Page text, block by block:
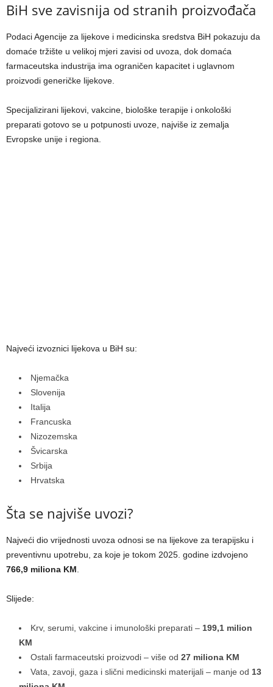
BiH sve zavisnija od stranih proizvođača
Podaci Agencije za lijekove i medicinska sredstva BiH pokazuju da
domaće tržište u velikoj mjeri zavisi od uvoza, dok domaća
farmaceutska industrija ima ograničen kapacitet i uglavnom
proizvodi generičke lijekove.
Specijalizirani lijekovi, vakcine, biološke terapije i onkološki
preparati gotovo se u potpunosti uvoze, najviše iz zemalja
Evropske unije i regiona.
Najveći izvoznici lijekova u BiH su:
Njemačka
Slovenija
Italija
Francuska
Nizozemska
Švicarska
Srbija
Hrvatska
Šta se najviše uvozi?
Najveći dio vrijednosti uvoza odnosi se na lijekove za terapijsku i
preventivnu upotrebu, za koje je tokom 2025. godine izdvojeno
766,9 miliona KM.
Slijede:
Krv, serumi, vakcine i imunološki preparati – 199,1 milion
KM
Ostali farmaceutski proizvodi – više od 27 miliona KM
Vata, zavoji, gaza i slični medicinski materijali – manje od 13